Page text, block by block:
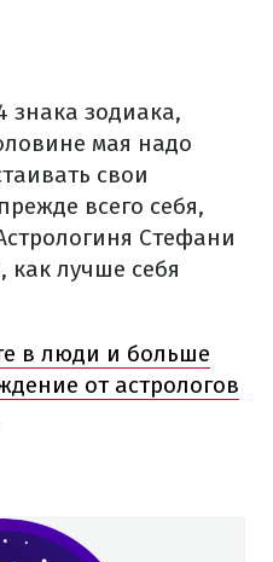
знака зодиака,
мая надо
свои
всего себя,
Стефани
как лучше себя
в люди и больше
от астрологов